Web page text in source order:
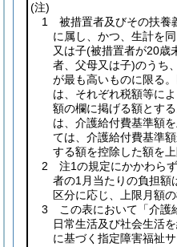
(注)
1 被措置者及びその扶養
に属し、かつ、生計を
又は子(被措置者が20歳
者、父母又は子)のうち
が最も高いものに限る
は、それぞれ税額等に
額の欄に掲げる額とす
は、介護給付費基準額
ては、介護給付費基準
する額を控除した額を上
2 注1の規定にかかわら
者の1月当たりの負担額
区分に応じ、上限月額
3 この表において「介護
日常生活及び社会生活
に基づく指定障害福祉